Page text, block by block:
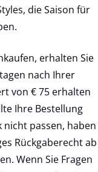
die Saison für
erhalten Sie
nach Ihrer
von € 75 erhalten
Ihre Bestellung
passen, haben
Rückgaberecht ab
Wenn Sie Fragen